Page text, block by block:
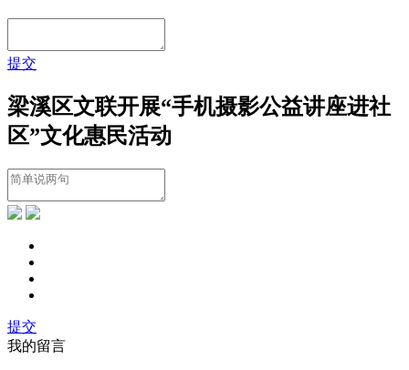
提交
梁溪区文联开展“手机摄影公益讲座进社
区”文化惠民活动
提交
我的留言